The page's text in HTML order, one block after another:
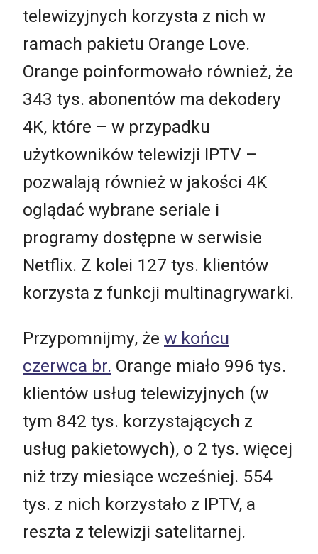
telewizyjnych korzysta z nich w
ramach pakietu Orange Love.
Orange poinformowało również, że
343 tys. abonentów ma dekodery
4K, które – w przypadku
użytkowników telewizji IPTV –
pozwalają również w jakości 4K
oglądać wybrane seriale i
programy dostępne w serwisie
Netflix. Z kolei 127 tys. klientów
korzysta z funkcji multinagrywarki.
Przypomnijmy, że w końcu
czerwca br. Orange miało 996 tys.
klientów usług telewizyjnych (w
tym 842 tys. korzystających z
usług pakietowych), o 2 tys. więcej
niż trzy miesiące wcześniej. 554
tys. z nich korzystało z IPTV, a
reszta z telewizji satelitarnej.